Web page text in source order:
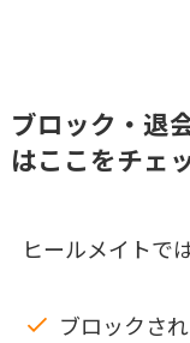
ブロック・退
はここをチェ
ヒールメイトで
ブロックさ